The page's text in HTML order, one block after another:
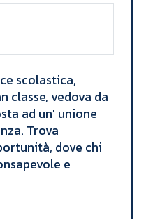
scolastica,
classe, vedova da
ad un' unione
Trova
dove chi
e